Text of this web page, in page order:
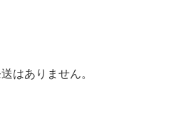
はありません。